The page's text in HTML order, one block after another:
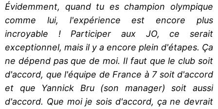
Évidemment, quand tu es champion olympique
comme lui, l'expérience est encore plus
incroyable ! Participer aux JO, ce serait
exceptionnel, mais il y a encore plein d'étapes. Ça
ne dépend pas que de moi. Il faut que le club soit
d'accord, que l'équipe de France à 7 soit d'accord
et que Yannick Bru (son manager) soit aussi
d'accord. Que moi je sois d'accord, ça ne devrait